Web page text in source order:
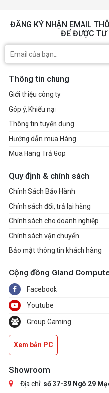
ĐĂNG KÝ NHẬN EMAIL
ĐỂ ĐƯỢC TƯ
Thông tin chung
Giới thiệu công ty
Góp ý, Khiếu nại
Thông tin tuyển dụng
Hướng dẫn mua Hàng
Mua Hàng Trả Góp
Quy định & chính sách
Chính Sách Bảo Hành
Chính sách đổi, trả lại hàng
Chính sách cho doanh nghiệp
Chính sách vận chuyển
Bảo mật thông tin khách hàng
Cộng đồng Gland
Facebook
Youtube
Group Gaming
Xem bản PC
Showroom
Địa chỉ: số 37-39 Ngõ 29